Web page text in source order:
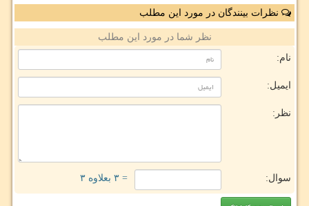
نظرات بینندگان در مورد این مطلب
نظر شما در مورد این مطلب
نام:
ایمیل:
نظر:
سوال: = ۳ بعلاوه ۳